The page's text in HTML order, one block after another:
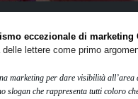
eccezionale di marketing
lettere come primo
marketing per dare visibilità
slogan che rappresenta tutti coloro